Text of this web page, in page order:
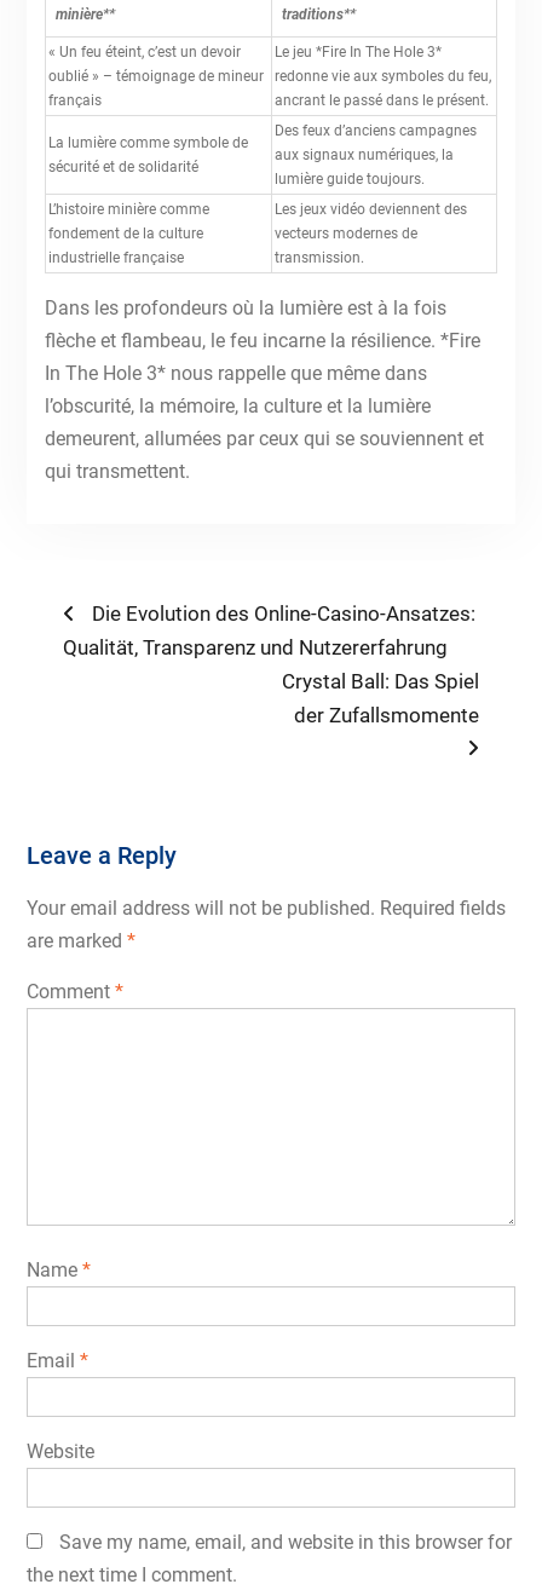
minière** traditions**
« Un feu éteint, c’est un devoir
oublié » – témoignage de mineur
français
Le jeu *Fire In The Hole 3*
redonne vie aux symboles du feu,
ancrant le passé dans le présent.
La lumière comme symbole de
sécurité et de solidarité
Des feux d’anciens campagnes
aux signaux numériques, la
lumière guide toujours.
L’histoire minière comme
fondement de la culture
industrielle française
Les jeux vidéo deviennent des
vecteurs modernes de
transmission.
Dans les profondeurs où la lumière est à la fois
flèche et flambeau, le feu incarne la résilience. *Fire
In The Hole 3* nous rappelle que même dans
l’obscurité, la mémoire, la culture et la lumière
demeurent, allumées par ceux qui se souviennent et
qui transmettent.
Post
navigation
Previous
post:
Die Evolution des Online-Casino-Ansatzes:
Qualität, Transparenz und Nutzererfahrung
Next
post:
Crystal Ball: Das Spiel
der Zufallsmomente
Leave a Reply
Your email address will not be published. Required fields
are marked *
Comment *
Name *
Email *
Website
Save my name, email, and website in this browser for
the next time I comment.